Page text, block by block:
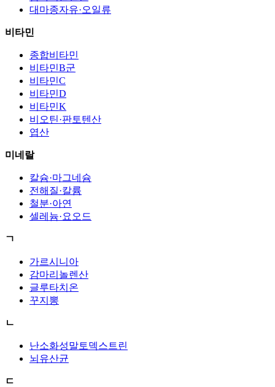
대마종자유·오일류
비타민
종합비타민
비타민B군
비타민C
비타민D
비타민K
비오틴·판토텐산
엽산
미네랄
칼슘·마그네슘
전해질·칼륨
철분·아연
셀레늄·요오드
ㄱ
가르시니아
감마리놀렌산
글루타치온
꾸지뽕
ㄴ
난소화성말토덱스트린
뇌유산균
ㄷ